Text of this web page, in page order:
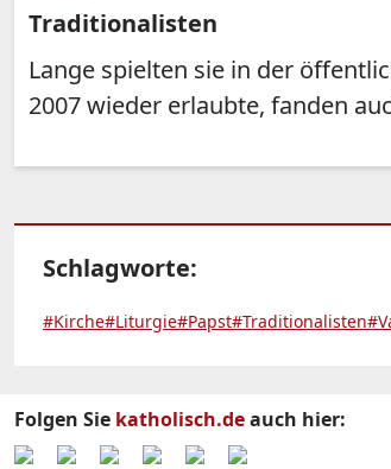
Traditionalisten
Lange spielten sie in der
2007 wieder erlaubte, fanden
Schlagworte:
#Kirche#Liturgie#Papst#Traditionalisten
Folgen Sie katholisch.deauch hier: